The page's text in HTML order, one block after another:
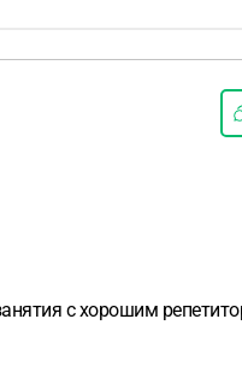
с хорошим